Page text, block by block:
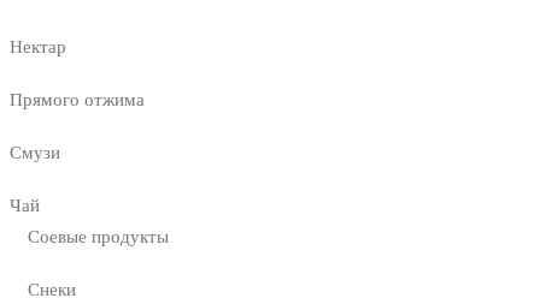
Нектар
Прямого отжима
Смузи
Чай
Соевые продукты
Снеки